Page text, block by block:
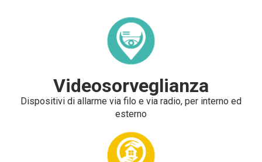
Videosorveglianza
Dispositivi di allarme via filo e via radio, per interno ed
esterno